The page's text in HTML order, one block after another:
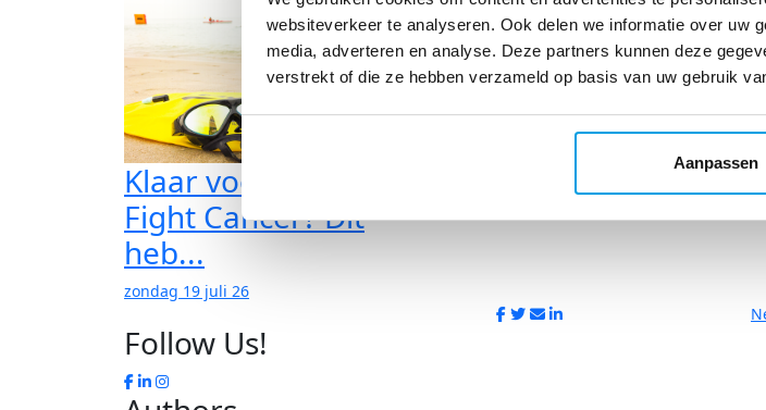
websiteverkeer te analyseren. Ook delen we informatie over uw
media, adverteren en analyse. Deze partners kunnen deze
verstrekt of die ze hebben verzameld op basis van uw gebruik
Aanpassen
Klaar voor Swim to
Fight Cancer? Dit
heb...
zondag 19 juli 26
Follow Us!